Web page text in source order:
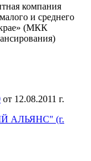
компания
и среднего
крае» (МКК
от 12.08.2011 г.
АЛЬЯНС" (г.